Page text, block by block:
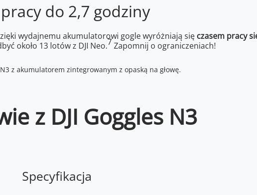
pracy do 2,7 godziny
wydajnemu akumulatorowi gogle wyróżniają się czasem pracy
około 13 lotów z DJI Neo.7Zapomnij o ograniczeniach!
z DJI Goggles N3
Specyfikacja